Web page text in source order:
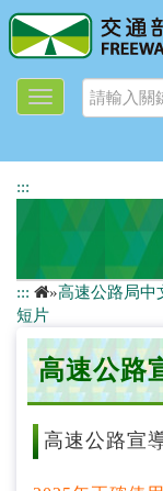
跳
到
主
:::
國道行車安全
國道安全駕駛手
高速公路宣導短
高速公路平面文
::: »高速公路局中
短片
高速公路
高速公路宣